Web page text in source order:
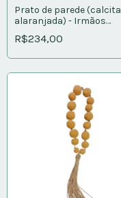
Prato de parede (calcita
alaranjada) - Irmãos
Santiago
R$234,00